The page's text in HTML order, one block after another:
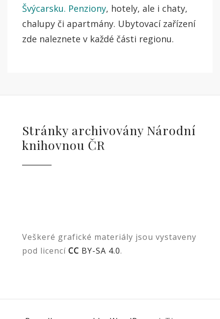
Švýcarsku. Penziony, hotely, ale i chaty,
chalupy či apartmány. Ubytovací zařízení
zde naleznete v každé části regionu.
Stránky archivovány Národní
knihovnou ČR
Veškeré grafické materiály jsou vystaveny
pod licencí CC BY-SA 4.0.